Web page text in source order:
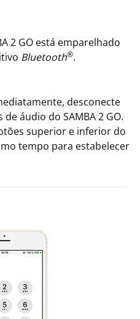
2 GO está emparelhado
Bluetooth®.
desconecte
áudio do SAMBA 2 GO.
superior e inferior do
tempo para estabelecer